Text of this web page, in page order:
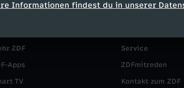
Informationen findest du in unserer
ZDF
Apps
TV
Service
ZDFmitreden
Kontakt zum ZDF